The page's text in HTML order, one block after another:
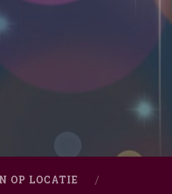
OP LOCATIE